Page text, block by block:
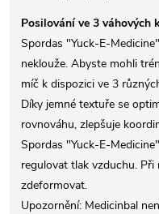
Posilování ve 3 váhových
Spordas "Yuck-E-
neklouže. Abyste mohli
míč k dispozici ve 3
Díky jemné textuře se
rovnováhu, zlepšuje
Spordas "Yuck-E-
regulovat tlak vzduchu.
zdeformovat.
Upozornění: Medicinbal